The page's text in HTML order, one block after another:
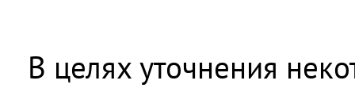
В целях уточнения